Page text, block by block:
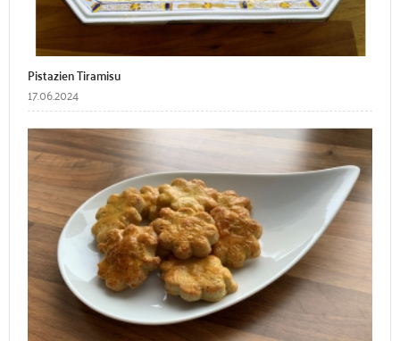
Pistazien Tiramisu
17.06.2024